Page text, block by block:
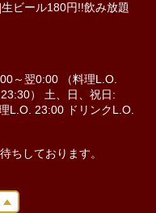
ビール180円!!飲み放題
～翌0:00 （料理L.O.
） 土、日、祝日:
L.O. 23:00 ドリンクL.O.
ちしております。